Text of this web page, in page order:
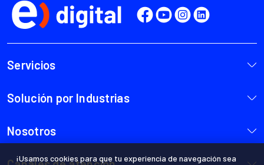
¡Usamos cookies para que tu experiencia de navegación sea